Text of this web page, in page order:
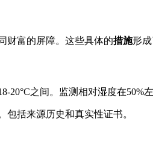
财富的屏障。这些具体的措施形成
20°C之间。监测相对湿度在50%左
括来源历史和真实性证书。